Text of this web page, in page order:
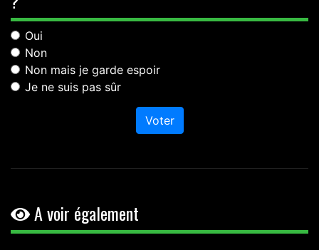
Oui
Non
Non mais je garde espoir
Je ne suis pas sûr
Voter
A voir également